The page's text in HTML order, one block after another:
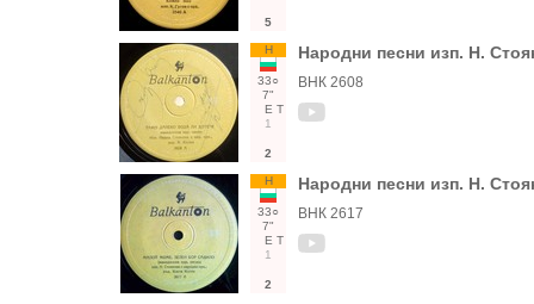
5
Н
33○
7"
Е Т
1
2
Народни песни изп. Н.
ВНК 2608
Н
33○
7"
Е Т
1
2
Народни песни изп. Н.
ВНК 2617